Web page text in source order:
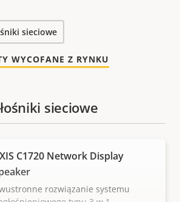
sieciowe
WYCOFANE Z RYNKU
sieciowe
C1720 Network Display
rozwiązanie systemu